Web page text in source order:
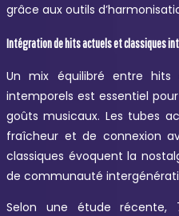
grâce aux outils
Intégration de hits actuels et classiques
Un mix équilibré entre hits
intemporels est essentiel
goûts musicaux. Les tubes
fraîcheur et de connexion
classiques évoquent la
de communauté
Selon une étude récente,